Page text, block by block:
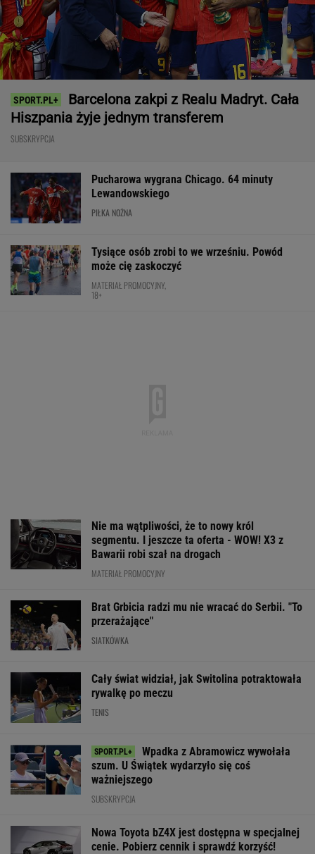
Barcelona zakpi z Realu Madryt. Cała
Hiszpania żyje jednym transferem
SUBSKRYPCJA
Pucharowa wygrana Chicago. 64 minuty
Lewandowskiego
PIŁKA NOŻNA
Tysiące osób zrobi to we wrześniu. Powód
może cię zaskoczyć
MATERIAŁ PROMOCYJNY,
18+
Nie ma wątpliwości, że to nowy król
segmentu. I jeszcze ta oferta - WOW! X3 z
Bawarii robi szał na drogach
MATERIAŁ PROMOCYJNY
Brat Grbicia radzi mu nie wracać do Serbii. "To
przerażające"
SIATKÓWKA
Cały świat widział, jak Switolina potraktowała
rywalkę po meczu
TENIS
Wpadka z Abramowicz wywołała
szum. U Świątek wydarzyło się coś
ważniejszego
SUBSKRYPCJA
Nowa Toyota bZ4X jest dostępna w specjalnej
cenie. Pobierz cennik i sprawdź korzyść!